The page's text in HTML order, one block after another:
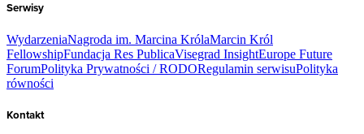
Serwisy
WydarzeniaNagroda im. Marcina KrólaMarcin Król
FellowshipFundacja Res PublicaVisegrad InsightEurope Future
ForumPolityka Prywatności / RODORegulamin serwisuPolityka
równości
Kontakt